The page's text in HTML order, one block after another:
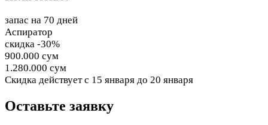
запас на 70 дней
Аспиратор
скидка -30%
900.000 сум
1.280.000 сум
Cкидка действуетс 15 января до 20 января
Оставьте заявку